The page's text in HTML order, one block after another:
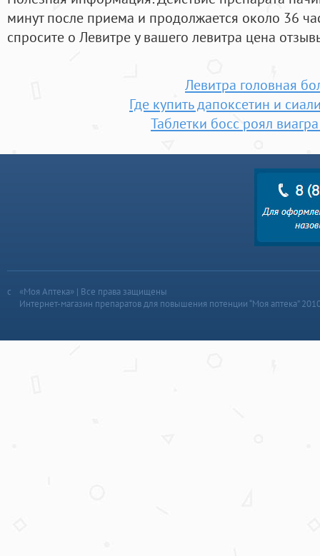
минут после приема и продолжается около 36
спросите о Левитре у вашего левитра цена
Левитра головная
Где купить дапоксетин и
Таблетки босс роял
«Моя Аптека» | Все права защищены
Интернет-магазин препаратов для повышения потенции “Моя аптека”